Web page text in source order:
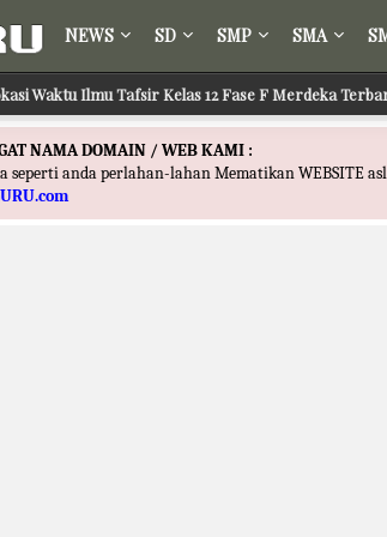
NEWS SD SMP SMA
Waktu Ilmu Tafsir Kelas 12 Fase F Merdeka
NAMA DOMAIN / WEB KAMI :
seperti anda perlahan-lahan Mematikan WEBSITE